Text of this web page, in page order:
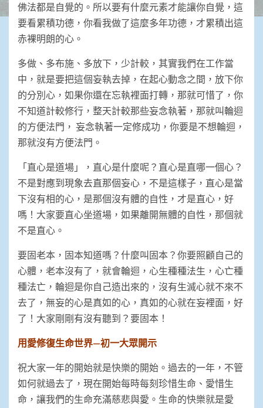
佛法都是自覺的。所以要有什麼元素才能讓你自覺，這
要看累積功德，你看我做了這麼多年功德，才累積出這
赤裸明朗的心。
多做、多布施、多放下，少計較，其實我們在工作當
中，就是要把這個妄執去掉，在起心動念之間，放下你
的分別心，如果你還在忘執裡面打轉，那就可惜了，你
不知道計較修行，整天計較那些妄念執著，那就叫輪迴
的方便法門， 妄念執著一定修成功，你要是不想輪迴，
那就沒有方便法門。
「直心是道場」，直心是什麼呢？直心是直哪一個心？
不是對應到現象去直那個妄心，不是這樣子，直心是當
下沒有相的心，是那個沒有體的自性，才是直心，好
嗎！大家要直心坐道場，如果離開無體的自性，那個就
不是直心。
要固老本，固本知道嗎？什麼叫固本？你要照顧自己的
心體，老本沒有了，就會輪迴，心生種種法生，心亡種
種法亡，輪迴是你自己造出來的，沒有生滅心就不來不
去了，無妄的心是真如的心，真如的心就在妄裡面，好
了！大家剛剛有沒有聽到？要固本！
用愛修復生命世界—初一大眾開示
祝大家一年的開始就是快樂的開始。過去的一年，不管
如何就過去了，現在開始每時每刻珍惜生命、愛惜生
命，讓我們的生命充滿慈悲與愛。生命的快樂就是愛